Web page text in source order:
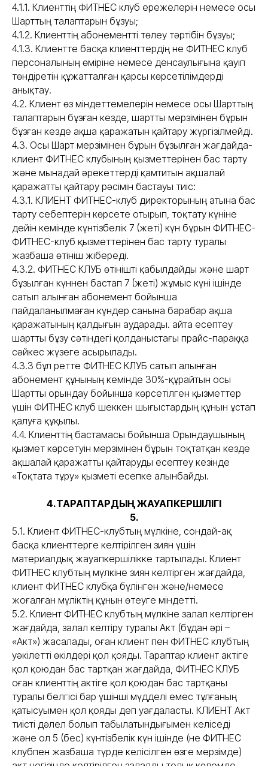
4.1.1. Клиенттің ФИТНЕС клуб ережелерін немесе осы
Шарттың талаптарын бұзуы;
4.1.2. Клиенттің абонементті төлеу тәртібін бұзуы;
4.1.3. Клиентте басқа клиенттердің не ФИТНЕС клуб
персоналының өміріне немесе денсаулығына қауіп
төндіретін құжатталған қарсы көрсетілімдерді
анықтау.
4.2. Клиент өз міндеттемелерін немесе осы Шарттың
талаптарын бұзған кезде, шартты мерзімінен бұрын
бұзған кезде ақша қаражатын қайтару жүргізілмейді.
4.3. Осы Шарт мерзімінен бұрын бұзылған жағдайда-
клиент ФИТНЕС клубының қызметтерінен бас тарту
және мынадай әрекеттерді қамтитын ақшалай
қаражатты қайтару рәсімін бастауы тиіс:
4.3.1. КЛИЕНТ ФИТНЕС-клуб директорының атына бас
тарту себептерін көрсете отырып, тоқтату күніне
дейін кемінде күнтізбелік 7 (жеті) күн бұрын ФИТНЕС-
ФИТНЕС-клуб қызметтерінен бас тарту туралы
жазбаша өтініш жібереді.
4.3.2. ФИТНЕС КЛУБ өтінішті қабылдайды және шарт
бұзылған күннен бастап 7 (жеті) жұмыс күні ішінде
сатып алынған абонемент бойынша
пайдаланылмаған күндер санына барабар ақша
қаражатының қалдығын аударады. Қайта есептеу
шартты бұзу сәтіндегі қолданыстағы прайс-параққа
сәйкес жүзеге асырылады.
4.3.3 бұл ретте ФИТНЕС КЛУБ сатып алынған
абонемент құнының кемінде 30%-құрайтын осы
Шартты орындау бойынша көрсетілген қызметтер
үшін ФИТНЕС клуб шеккен шығыстардың құнын ұстап
қалуға құқылы.
4.4. Клиенттің бастамасы бойынша Орындаушының
қызмет көрсетуін мерзімінен бұрын тоқтатқан кезде
ақшалай қаражатты қайтаруды есептеу кезінде
«Тоқтата тұру» қызметі есепке алынбайды.
4.ТАРАПТАРДЫҢ ЖАУАПКЕРШІЛІГІ
5.
5.1. Клиент ФИТНЕС-клубтың мүлкіне, сондай-ақ
басқа клиенттерге келтірілген зиян үшін
материалдық жауапкершілікке тартылады. Клиент
ФИТНЕС клубтың мүлкіне зиян келтірген жағдайда,
клиент ФИТНЕС клубқа бүлінген және/немесе
жоғалған мүліктің құнын өтеуге міндетті.
5.2. Клиент ФИТНЕС клубтың мүлкіне залал келтірген
жағдайда, залал келтіру туралы Акт (бұдан әрі –
«Акт») жасалады, оған клиент пен ФИТНЕС клубтың
уәкілетті өкілдері қол қояды. Тараптар клиент актіге
қол қоюдан бас тартқан жағдайда, ФИТНЕС КЛУБ
оған клиенттің актіге қол қоюдан бас тартқаны
туралы белгісі бар үшінші мүдделі емес тұлғаның
қатысуымен қол қояды деп уағдаласты. КЛИЕНТ Акт
тиісті дәлел болып табылатындығымен келіседі
және ол 5 (бес) күнтізбелік күн ішінде (не ФИТНЕС
клубпен жазбаша түрде келісілген өзге мерзімде)